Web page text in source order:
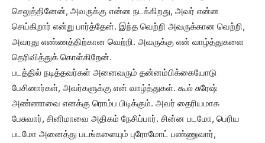
செலுத்தினேன், அவருக்கு என்ன நடக்கிறது, அவர் என்ன
செய்கிறார் என்று பார்த்தேன். இந்த வெற்றி அவருக்கான வெற்றி,
அவரது எண்ணத்திற்கான வெற்றி. அவருக்கு என் வாழ்த்துகளை
தெரிவித்துக் கொள்கிறேன்.
படத்தில் நடித்தவர்கள் அனைவரும் தன்னம்பிக்கையோடு
பேசினார்கள், அவர்களுக்கு என் வாழ்த்துகள். கூல் சுரேஷ்
அண்ணாவை எனக்கு ரொம்ப பிடிக்கும். அவர் தைரியமாக
பேசுவார், சினிமாவை அதிகம் நேசிப்பார். சின்ன படமோ, பெரிய
படமோ அனைத்து படங்களையும் புரோமோட் பண்ணுவார்,